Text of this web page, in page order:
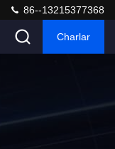
86--13215377368
Charlar